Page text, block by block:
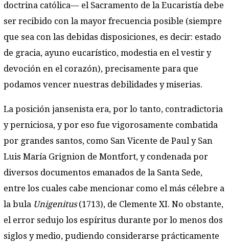
doctrina católica— el Sacramento de la Eucaristía debe
ser recibido con la mayor frecuencia posible (siempre
que sea con las debidas disposiciones, es decir: estado
de gracia, ayuno eucarístico, modestia en el vestir y
devoción en el corazón), precisamente para que
podamos vencer nuestras debilidades y miserias.
La posición jansenista era, por lo tanto, contradictoria
y perniciosa, y por eso fue vigorosamente combatida
por grandes santos, como San Vicente de Paul y San
Luis María Grignion de Montfort, y condenada por
diversos documentos emanados de la Santa Sede,
entre los cuales cabe mencionar como el más célebre a
la bula Unigenitus(1713), de Clemente XI. No obstante,
el error sedujo los espíritus durante por lo menos dos
siglos y medio, pudiendo considerarse prácticamente